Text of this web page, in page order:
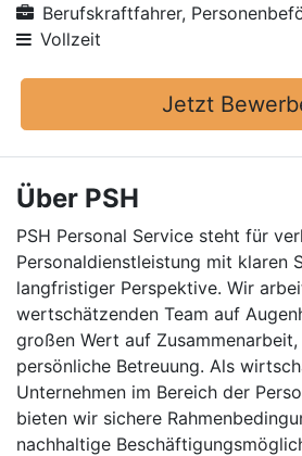
Berufskraftfahrer,
Vollzeit
Jetzt
Über PSH
PSH Personal Service steht für
Personaldienstleistung mit klaren
langfristiger Perspektive. Wir
wertschätzenden Team auf
großen Wert auf
persönliche Betreuung. Als
Unternehmen im Bereich der
bieten wir sichere
nachhaltige